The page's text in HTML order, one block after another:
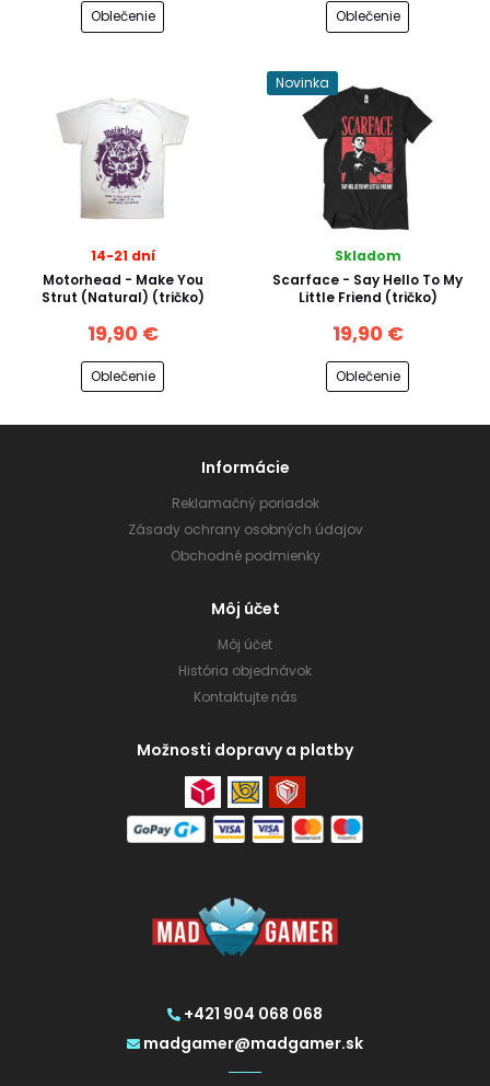
Oblečenie Oblečenie
14-21 dní
Motorhead - Make You
Strut (Natural) (tričko)
19,90 €
Oblečenie
Novinka
Skladom
Scarface - Say Hello To My
Little Friend (tričko)
19,90 €
Oblečenie
+421 904 068 068
madgamer@madgamer.sk
Informácie
Reklamačný poriadok
Zásady ochrany osobných údajov
Obchodné podmienky
Môj účet
Môj účet
História objednávok
Kontaktujte nás
Možnosti dopravy a platby